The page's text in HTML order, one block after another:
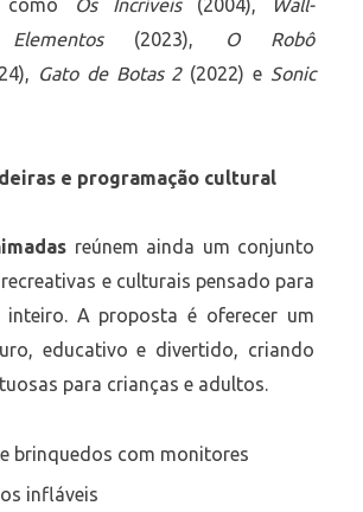
como Os Incríveis(2004),
Wall-
Elementos(2023),
O Robô
Gato de Botas 2(2022) e Sonic
e programação cultural
reúnem ainda um conjunto
e culturais pensado para
A proposta é oferecer um
educativo e divertido, criando
para crianças e adultos.
brinquedos com monitores
infláveis